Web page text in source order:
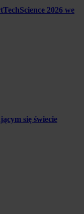
2026 we
się świecie